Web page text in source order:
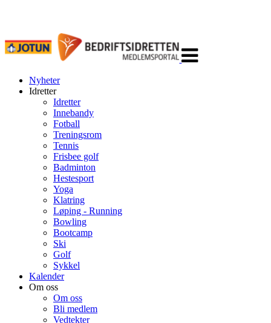
navigasjon
Nyheter
Idretter
Idretter
Innebandy
Fotball
Treningsrom
Tennis
Frisbee golf
Badminton
Hestesport
Yoga
Klatring
Løping - Running
Bowling
Bootcamp
Ski
Golf
Sykkel
Kalender
Om oss
Om oss
Bli medlem
Vedtekter